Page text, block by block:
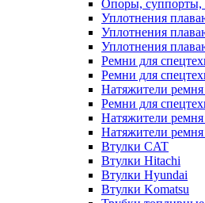
Опоры, суппорты,
Уплотнения
Уплотнения
Уплотнения
Ремни для
Ремни для
Натяжители ремня
Ремни для
Натяжители
Натяжители
Втулки CAT
Втулки Hitachi
Втулки Hyundai
Втулки Komatsu